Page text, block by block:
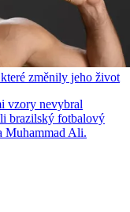
změnily jeho život
vzory nevybral
brazilský fotbalový
Muhammad Ali.